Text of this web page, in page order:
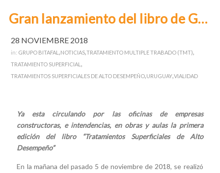
Gran lanzamiento del libro de Grupo Bitafal
28 NOVIEMBRE 2018
in: GRUPO BITAFAL ,NOTICIAS,TRATAMIENTO MULTIPLE TRABADO (TMT),
TRATAMIENTO SUPERFICIAL ,
TRATAMIENTOS SUPERFICIALES DE ALTO DESEMPEÑO,URUGUAY,VIALIDAD
Ya esta circulando por las oficinas de empresas
constructoras, e intendencias, en obras y aulas la primera
edición del libro “Tratamientos Superficiales de Alto
Desempeño”
En la mañana del pasado 5 de noviembre de 2018, se realizó